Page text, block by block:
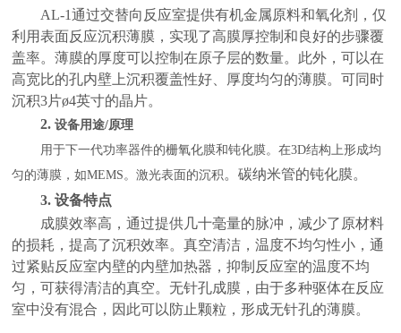
AL-1通过交替向反应室提供有机金属原料和氧化剂，仅
利用表面反应沉积薄膜，实现了高膜厚控制和良好的步骤覆
盖率。薄膜的厚度可以控制在原子层的数量。此外，可以在
高宽比的孔内壁上沉积覆盖性好、厚度均匀的薄膜。可同时
沉积3片ø4英寸的晶片。
2.设备用途/原理
用于下一代功率器件的栅氧化膜和钝化膜。在3D结构上形成均
匀的薄膜，如MEMS。激光表面的沉积 。碳纳米管的钝化膜。
3.设备特点
成膜效率高 ，通过提供几十毫量的脉冲，减少了原材料
的损耗，提高了沉积效率。真空清洁，温度不均匀性小 ，通
过紧贴反应室内壁的内壁加热器，抑制反应室的温度不均
匀，可获得清洁的真空。无针孔成膜 ， 由于多种驱体在反应
室中没有混合，因此可以防止颗粒，形成无针孔的薄膜。